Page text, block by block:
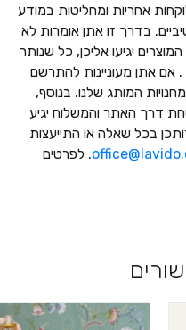
אחריות ומחליטות במודע
בדרך זו אתן אומרות לא
יגיעו אליכן, כל שנותר
אם אתן מעוניינות להתרשם
המותג שלנו. בנוסף,
דרך האתר והמשלוח יגיע
בכל שאלה או התייעצות
. לפרטים